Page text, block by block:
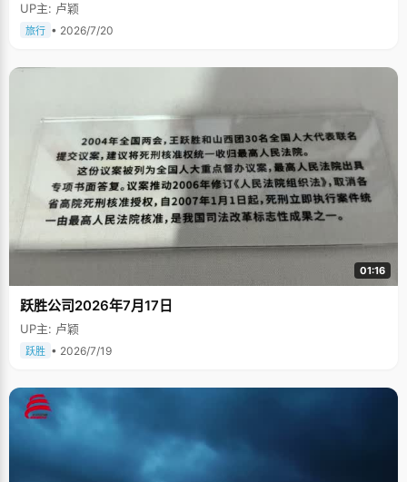
UP主: 卢颖
旅行 • 2026/7/20
01:16
跃胜公司2026年7月17日
UP主: 卢颖
跃胜 • 2026/7/19